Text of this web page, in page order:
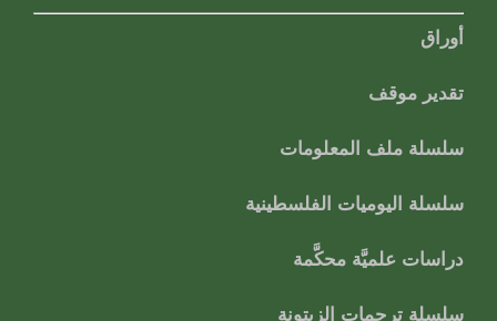
أوراق
تقدير موقف
سلسلة ملف المعلومات
سلسلة اليوميات الفلسطينية
دراسات علميَّة محكَّمة
سلسلة ترجمات الزيتونة